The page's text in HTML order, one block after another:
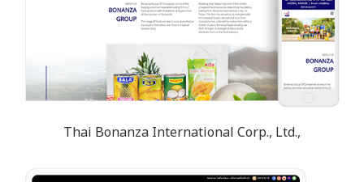
Thai Bonanza International Corp., Ltd.,